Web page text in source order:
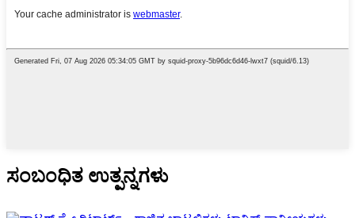
ಸಂಬಂಧಿತ ಉತ್ಪನ್ನಗಳು